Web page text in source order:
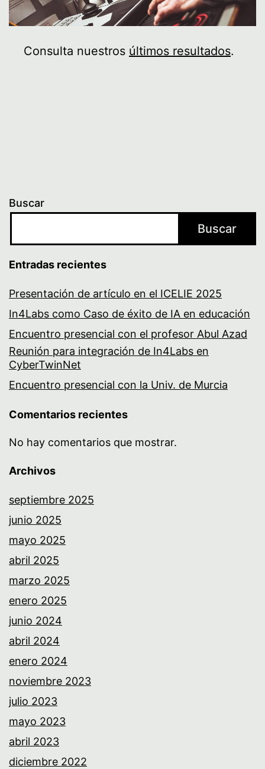
Consulta nuestros últimos resultados.
Buscar
Buscar
Entradas recientes
Presentación de artículo en el ICELIE 2025
In4Labs como Caso de éxito de IA en educación
Encuentro presencial con el profesor Abul Azad
Reunión para integración de In4Labs en
CyberTwinNet
Encuentro presencial con la Univ. de Murcia
Comentarios recientes
No hay comentarios que mostrar.
Archivos
septiembre 2025
junio 2025
mayo 2025
abril 2025
marzo 2025
enero 2025
junio 2024
abril 2024
enero 2024
noviembre 2023
julio 2023
mayo 2023
abril 2023
diciembre 2022